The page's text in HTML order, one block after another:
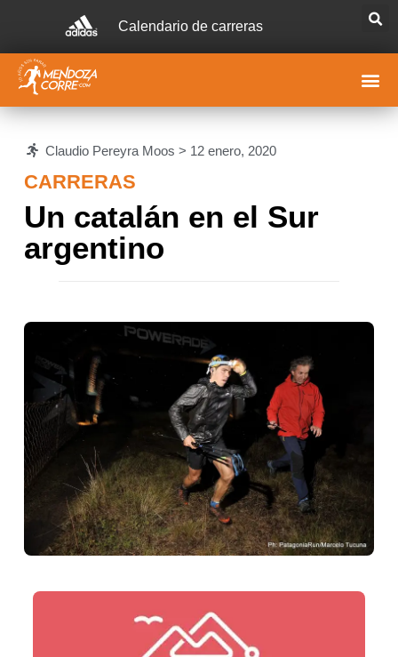
Calendario de carreras
Claudio Pereyra Moos > 12 enero, 2020
CARRERAS
Un catalán en el Sur
argentino